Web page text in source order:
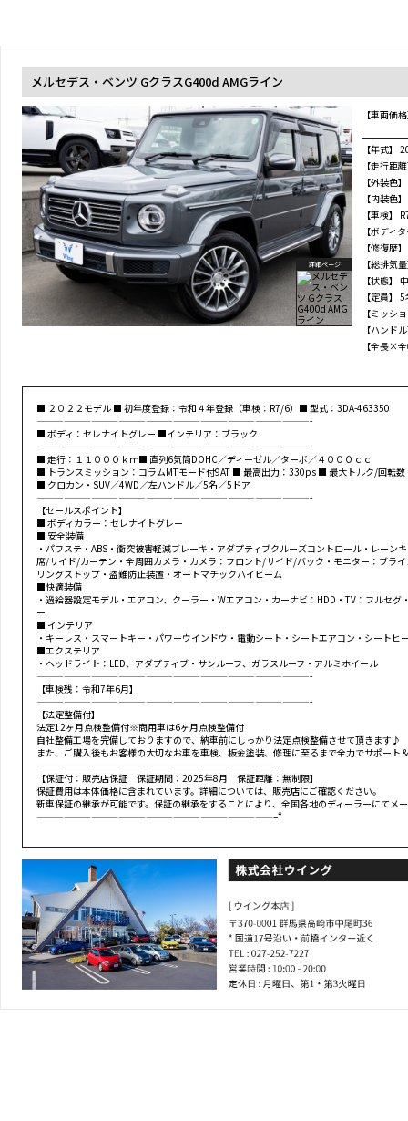
メルセデス・ベンツ GクラスG400d AMGライン
詳細ページ
【車両価
【年式】
【走行距
【外装色】
【内装色】
【車検】
【ボディ
【修復歴】
【総排気
【状態】
【定員】 5
【ミッシ
【ハンド
【全長×
■ ２０２２モデル ■ 初年度登録：令和４年登録（車検：R7/6）■ 型式：3DA-463350
——————————————————————————————-
■ ボディ：セレナイトグレー ■インテリア：ブラック
——————————————————————————————-
■ 走行：１１０００ｋｍ■ 直列6気筒DOHC／ディーゼル／ターボ／４０００ｃｃ
■ トランスミッション：コラムMTモード付9AT ■ 最高出力：330ps ■ 最大トルク/回転
■ クロカン・SUV／4WD／左ハンドル／5名／5ドア
——————————————————————————————-
【セールスポイント】
■ ボディカラー：セレナイトグレー
■ 安全装備
・パワステ・ABS・衝突被害軽減ブレーキ・アダプティブクルーズコントロール・レー
席/サイド/カーテン・全周囲カメラ・カメラ：フロント/サイド/バック・モニター：ブラ
リングストップ・盗難防止装置・オートマチックハイビーム
■快適装備
・過給器設定モデル・エアコン、クーラー・Wエアコン・カーナビ：HDD・TV：フルセ
ー
■ インテリア
・キーレス・スマートキー・パワーウインドウ・電動シート・シートエアコン・シートヒ
■エクステリア
・ヘッドライト：LED、アダプティブ・サンルーフ、ガラスルーフ・アルミホイール
——————————————————————————————-
【車検残：令和7年6月】
——————————————————————————————-
【法定整備付】
法定12ヶ月点検整備付※商用車は6ヶ月点検整備付
自社整備工場を完備しておりますので、納車前にしっかり法定点検整備させて頂きます♪
また、ご購入後もお客様の大切なお車を車検、板金塗装、修理に至るまで全力でサポート
——————————————————————————–
【保証付：販売店保証 保証期間：2025年8月 保証距離：無制限】
保証費用は本体価格に含まれています。詳細については、販売店にご確認ください。
新車保証の継承が可能です。保証の継承をすることにより、全国各地のディーラーにてメ
——————————————————————————–“